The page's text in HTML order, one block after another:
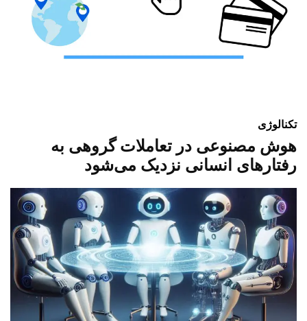
تکنالوژی
هوش مصنوعی در تعاملات گروهی به
رفتارهای انسانی نزدیک می‌شود